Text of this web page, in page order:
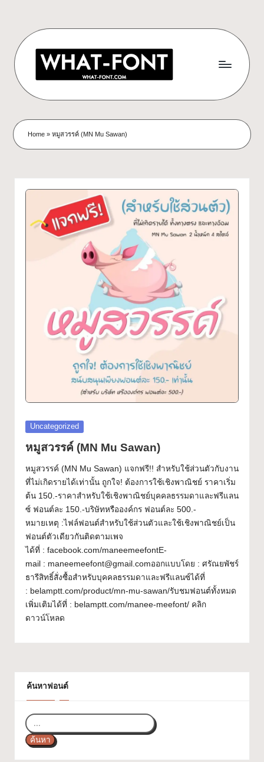
content
า
ว
โ
ห
ล
ร
ว
ม
ฟ
อ
น
ต์
ส
ว
ย
ๆ
ใ
ช้
ไ
ด้
ทุ
ก
โ
ฟอนต์
ฟรี!
รวม
สวยๆ
ใช้ได้
โปร
เจ
Home »หมูสวรรค์ (MN Mu Sawan)
Posted
Uncategorized
หมูสวรรค์ (MN Mu Sawan)
หมูสวรรค์ (MN Mu Sawan) แจกฟรี!! สำหรับใช้ส่วนตัวกับงาน
ที่ไม่เกิดรายได้เท่านั้น ถูกใจ! ต้องการใช้เชิงพาณิชย์ ราคาเริ่ม
ต้น 150.-ราคาสำหรับใช้เชิงพาณิชย์บุคคลธรรมดาและฟรีแลน
ซ์ ฟอนต์ละ 150.-บริษัทหรือองค์กร ฟอนต์ละ 500.-
หมายเหตุ :ไฟล์ฟอนต์สำหรับใช้ส่วนตัวและใช้เชิงพาณิชย์เป็น
ฟอนต์ตัวเดียวกันติดตามเพจ
ได้ที่ : facebook.com/maneemeefontE-
mail : maneemeefont@gmail.comออกแบบโดย : ศรัณยพัชร์
ธารีสิทธิ์สั่งซื้อสำหรับบุคคลธรรมดาและฟรีแลนซ์ได้ที่
: belamptt.com/product/mn-mu-sawan/รับชมฟอนต์ทั้งหมด
เพิ่มเติมได้ที่ : belamptt.com/manee-meefont/ คลิก
ดาวน์โหลด
ค้นหาฟอนต์
ค้นหา